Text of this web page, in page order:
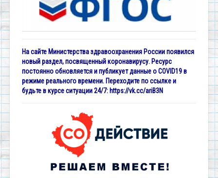
На сайте Министерства здравоохранения России появился
новый раздел, посвященный коронавирусу. Ресурс
постоянно обновляется и публикует данные о COVID19 в
режиме реального времени. Переходите по ссылке и
будьте в курсе ситуации 24/7: https://vk.cc/ariB3N